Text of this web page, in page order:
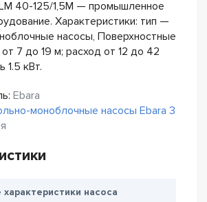
40-125/1,5M — промышленное
Характеристики: тип —
насосы, Поверхностные
7 до 19 м; расход от 12 до 42
1.5 кВт.
Ebara
моноблочные насосы Ebara 3
характеристики насоса